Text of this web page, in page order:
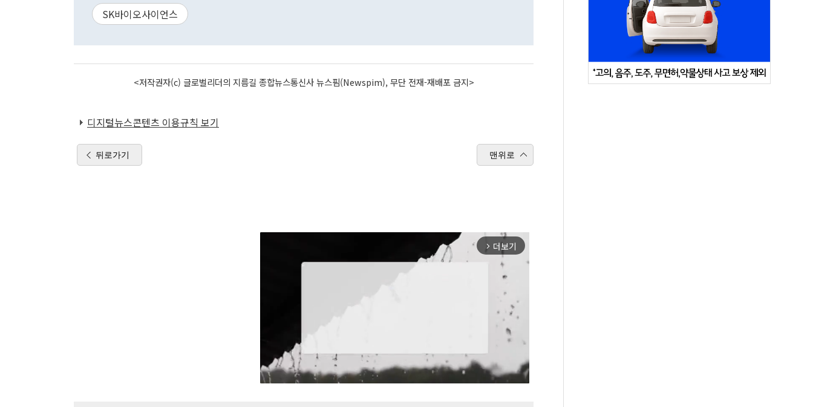
SK바이오사이언스
<저작권자(c) 글로벌리더의 지름길 종합뉴스통신사 뉴스핌(Newspim), 무단 전재-재배포 금지>
디지털뉴스콘텐츠 이용규칙 보기
뒤로가기 맨위로
arrow_forward_ios 더보기